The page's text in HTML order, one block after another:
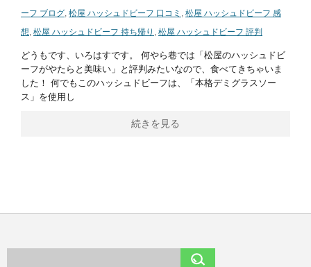
ーフ ブログ, 松屋 ハッシュドビーフ 口コミ , 松屋 ハッシュドビーフ 感
想, 松屋 ハッシュドビーフ 持ち帰り , 松屋 ハッシュドビーフ 評判
どうもです、いろはすです。 何やら巷では「松屋のハッシュドビ
ーフがやたらと美味い」と評判みたいなので、食べてきちゃいま
した！ 何でもこのハッシュドビーフは、「本格デミグラスソー
ス」を使用し
続きを見る